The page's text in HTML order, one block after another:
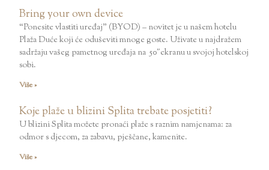
Bring your own device
“Ponesite vlastiti uređaj” (BYOD) – novitet je u našem hotelu
Plaža Duće koji će oduševiti mnoge goste. Uživate u najdražem
sadržaju vašeg pametnog uređaja na 50″ekranu u svojoj hotelskoj
sobi.
Više »
Koje plaže u blizini Splita trebate posjetiti?
U blizini Splita možete pronaći plaže s raznim namjenama: za
odmor s djecom, za zabavu, pješčane, kamenite.
Više »